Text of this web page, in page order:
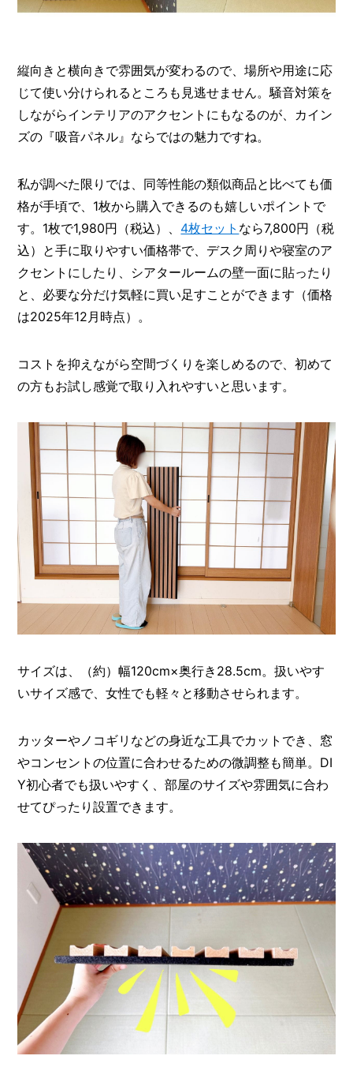
縦向きと横向きで雰囲気が変わるので、場所や用途に応
じて使い分けられるところも見逃せません。騒音対策を
しながらインテリアのアクセントにもなるのが、カイン
ズの『吸音パネル』ならではの魅力ですね。
私が調べた限りでは、同等性能の類似商品と比べても価
格が手頃で、1枚から購入できるのも嬉しいポイントで
す。1枚で1,980円（税込）、 4枚セット なら7,800円（税
込）と手に取りやすい価格帯で、デスク周りや寝室のア
クセントにしたり、シアタールームの壁一面に貼ったり
と、必要な分だけ気軽に買い足すことができます（価格
は2025年12月時点）。
コストを抑えながら空間づくりを楽しめるので、初めて
の方もお試し感覚で取り入れやすいと思います。
サイズは、（約）幅120cm×奥行き28.5cm。扱いやす
いサイズ感で、女性でも軽々と移動させられます。
カッターやノコギリなどの身近な工具でカットでき、窓
やコンセントの位置に合わせるための微調整も簡単。DI
Y初心者でも扱いやすく、部屋のサイズや雰囲気に合わ
せてぴったり設置できます。